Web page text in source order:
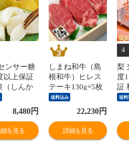
ンサー糖
以上保証
（しんか
）5kg詰
18玉入）
産 なし 新
赤秀 送料
北海道・
8,480円
を見る
しまね和牛（島
根和牛）ヒレス
テーキ130g×5枚
国産 牛肉 国産牛
和牛 黒毛和牛 最
高級 特選 厳選
送料無料（北海
道・沖縄を除
送料込み
22,230円
詳細を見る
4
梨
度
証
か
秀
海
送料